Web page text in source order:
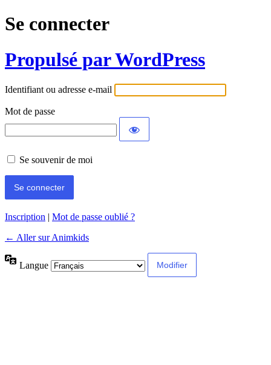
Se connecter
Propulsé par WordPress
Identifiant ou adresse e-mail
Mot de passe
Se souvenir de moi
Inscription | Mot de passe oublié ?
← Aller sur Animkids
Langue